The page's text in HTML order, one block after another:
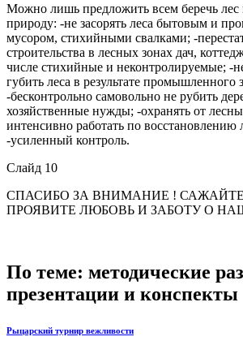
Можно лишь предложить всем беречь
природу: -не засорять леса бытовым и
мусором, стихийными свалками; -
строительства в лесных зонах дач,
числе стихийные и неконтролируемые; -
губить леса в результате промышленного
-бесконтрольно самовольно не рубить
хозяйственные нужды; -охранять от
интенсивно работать по восстановлению
-усиленный контроль.
Слайд 10
СПАСИБО ЗА ВНИМАНИЕ ! САЖАЙТЕ
ПРОЯВИТЕ ЛЮБОВЬ И ЗАБОТУ О
По теме: методические
презентации и конспекты
Рыцарский турнир вежливости